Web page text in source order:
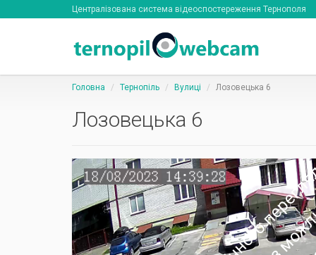
Централізована система відеоспостереження Тернополя
Головна Тернопіль Вулиці Лозовецька 6
Лозовецька 6